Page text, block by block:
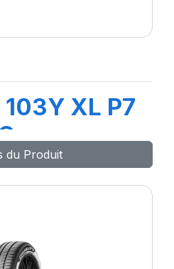
XL P7
du Produit